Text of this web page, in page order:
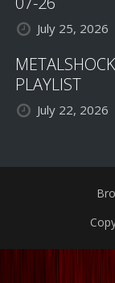
July 25, 2026
PLAYLIST
July 22, 2026